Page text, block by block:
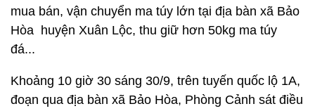
mua bán, vận chuyển ma túy lớn tại địa bàn xã Bảo
Hòa huyện Xuân Lộc, thu giữ hơn 50kg ma túy
đá...
Khoảng 10 giờ 30 sáng 30/9, trên tuyến quốc lộ 1A,
đoạn qua địa bàn xã Bảo Hòa, Phòng Cảnh sát điều